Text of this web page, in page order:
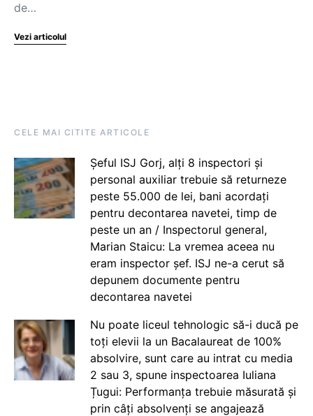
de…
Vezi articolul
CELE MAI CITITE ARTICOLE
Șeful ISJ Gorj, alți 8 inspectori și
personal auxiliar trebuie să returneze
peste 55.000 de lei, bani acordați
pentru decontarea navetei, timp de
peste un an / Inspectorul general,
Marian Staicu: La vremea aceea nu
eram inspector șef. ISJ ne-a cerut să
depunem documente pentru
decontarea navetei
Nu poate liceul tehnologic să-i ducă pe
toți elevii la un Bacalaureat de 100%
absolvire, sunt care au intrat cu media
2 sau 3, spune inspectoarea Iuliana
Țugui: Performanța trebuie măsurată și
prin câți absolvenți se angajează